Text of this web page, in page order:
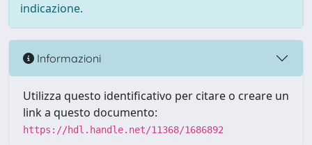
indicazione.
Informazioni
Utilizza questo identificativo per citare o creare un
link a questo documento:
https://hdl.handle.net/11368/1686892